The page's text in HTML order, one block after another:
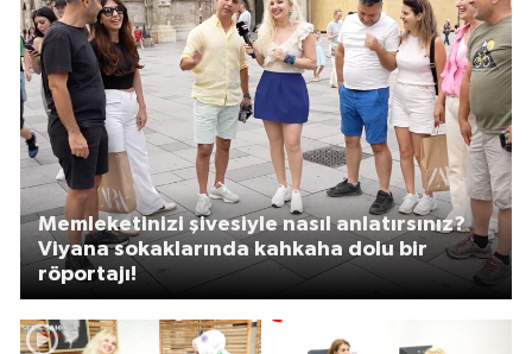
Memleketinizi şivesiyle nasıl anlatırsınız?
Viyana sokaklarında kahkaha dolu bir
röportajı!